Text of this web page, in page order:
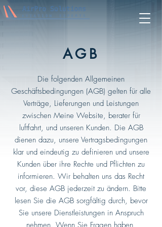
AGB
Die folgenden Allgemeinen
Geschäftsbedingungen (AGB) gelten für alle
Verträge, Lieferungen und Leistungen
zwischen Meine Website, berater für
luftfahrt, und unseren Kunden. Die AGB
dienen dazu, unsere Vertragsbedingungen
klar und eindeutig zu definieren und unsere
Kunden über ihre Rechte und Pflichten zu
informieren. Wir behalten uns das Recht
vor, diese AGB jederzeit zu ändern. Bitte
lesen Sie die AGB sorgfältig durch, bevor
Sie unsere Dienstleistungen in Anspruch
nehmen. Wenn Sie Fragen haben,